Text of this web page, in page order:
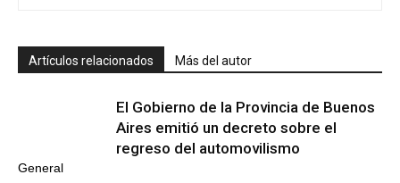
Artículos relacionados Más del autor
General
El Gobierno de la Provincia de Buenos
Aires emitió un decreto sobre el
regreso del automovilismo